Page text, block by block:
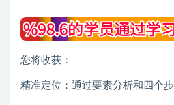
您将收获：
精准定位：通过要素分析和四个